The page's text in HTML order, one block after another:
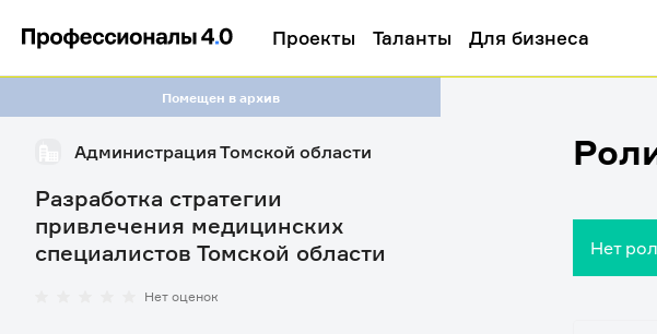
Проекты Таланты Для бизнеса
Помещен в архив
Администрация Томской области
Разработка стратегии
привлечения медицинских
специалистов Томской области
Нет оценок
Нет